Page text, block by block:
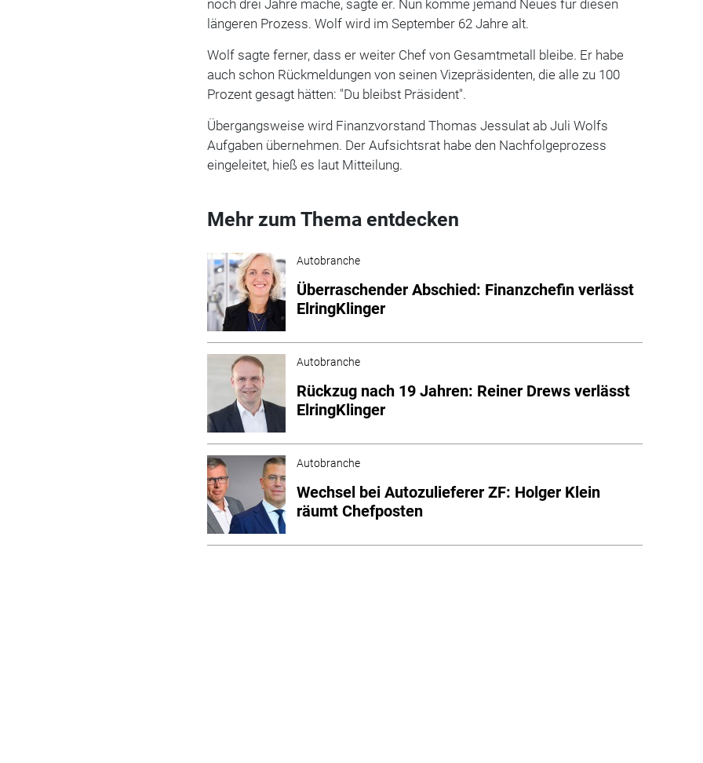
noch drei Jahre mache, sagte er. Nun komme jemand Neues für diesen
längeren Prozess. Wolf wird im September 62 Jahre alt.
Wolf sagte ferner, dass er weiter Chef von Gesamtmetall bleibe. Er habe
auch schon Rückmeldungen von seinen Vizepräsidenten, die alle zu 100
Prozent gesagt hätten: "Du bleibst Präsident".
Übergangsweise wird Finanzvorstand Thomas Jessulat ab Juli Wolfs
Aufgaben übernehmen. Der Aufsichtsrat habe den Nachfolgeprozess
eingeleitet, hieß es laut Mitteilung.
Mehr zum Thema entdecken
Autobranche
Überraschender Abschied: Finanzchefin verlässt
ElringKlinger
Autobranche
Rückzug nach 19 Jahren: Reiner Drews verlässt
ElringKlinger
Autobranche
Wechsel bei Autozulieferer ZF: Holger Klein
räumt Chefposten